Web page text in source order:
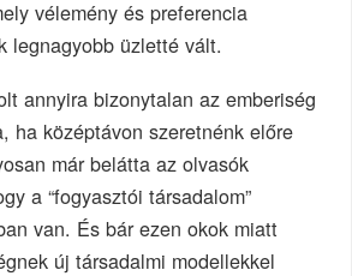
vélemény és preferencia
legnagyobb üzletté vált.
annyira bizonytalan az emberiség
ha középtávon szeretnénk előre
már belátta az olvasók
a “fogyasztói társadalom”
van. És bár ezen okok miatt
új társadalmi modellekkel